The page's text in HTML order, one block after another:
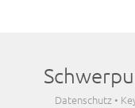
Datenschutz •